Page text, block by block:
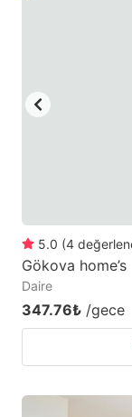
5.0 (4
Gökova home’s
Daire
347.76₺ /gece